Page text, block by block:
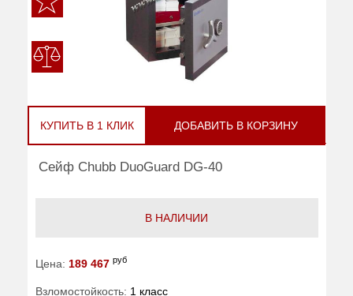
КУПИТЬ В 1 КЛИК ДОБАВИТЬ В КОРЗИНУ
Сейф Chubb DuoGuard DG-40
В НАЛИЧИИ
Цена: 189 467 руб
Взломостойкость: 1 класс